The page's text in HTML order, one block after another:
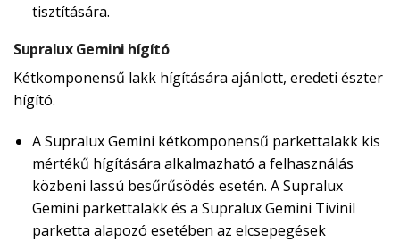
tisztítására.
Supralux Gemini hígító
Kétkomponensű lakk hígítására ajánlott, eredeti észter
hígító.
A Supralux Gemini kétkomponensű parkettalakk kis
mértékű hígítására alkalmazható a felhasználás
közbeni lassú besűrűsödés esetén. A Supralux
Gemini parkettalakk és a Supralux Gemini Tivinil
parketta alapozó esetében az elcsepegések